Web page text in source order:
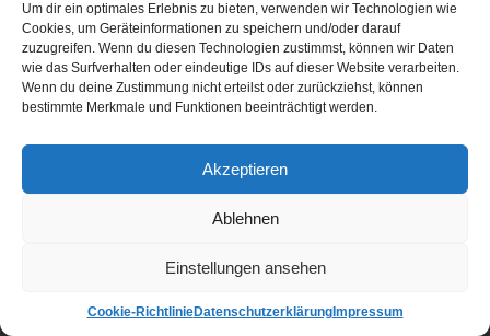
Um dir ein optimales Erlebnis zu bieten, verwenden wir Technologien wie
Cookies, um Geräteinformationen zu speichern und/oder darauf
zuzugreifen. Wenn du diesen Technologien zustimmst, können wir Daten
wie das Surfverhalten oder eindeutige IDs auf dieser Website verarbeiten.
Wenn du deine Zustimmung nicht erteilst oder zurückziehst, können
bestimmte Merkmale und Funktionen beeinträchtigt werden.
Akzeptieren
Ablehnen
Einstellungen ansehen
Cookie-RichtlinieDatenschutzerklärungImpressum
Buchempfehlung: „Akte Sylt: Tod im
Watt“, ein Nordseekrimi von Nele
Bruun
22. Juli 2026